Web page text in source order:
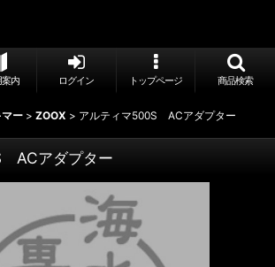
案内 ログイン トップページ 商品検索
ー > ZOOX > アルティマ500S ACアダプター
ACアダプター